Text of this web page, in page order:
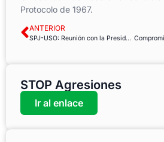
Protocolo de 1967.
ANTERIOR
SPJ-USO: Reunión con la Presidenta de la Comisión de Justicia del Parlamento Andaluz
STOP Agresiones
Ir al enlace